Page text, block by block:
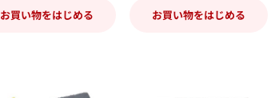
お買い物をはじめる お買い物をはじめる